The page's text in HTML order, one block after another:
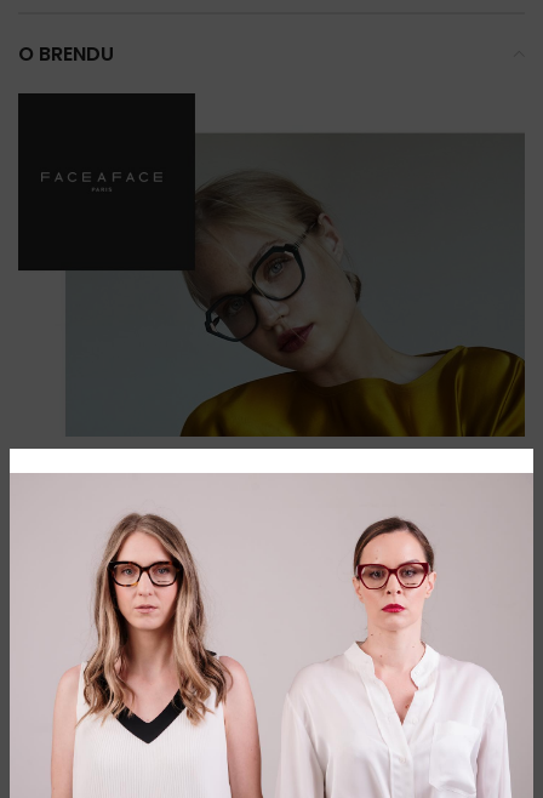
O BRENDU
Kreatorski brend nove forme stopljen sa
umetničkom lepotom. Prepustite se
ovom svetu
Kolekcije Face a face brenda svoje izvore inspiracije
pronalaze u modernoj umetnosti, arhitekturi i savremenom
dizajnu, daleko od standardizovanih modnih diktiranja i